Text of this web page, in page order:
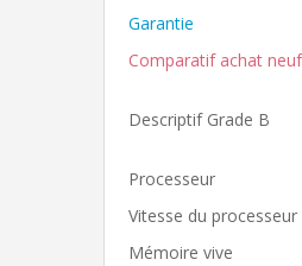
Garantie
Comparatif achat neuf
Descriptif Grade B
Processeur
Vitesse du processeur
Mémoire vive